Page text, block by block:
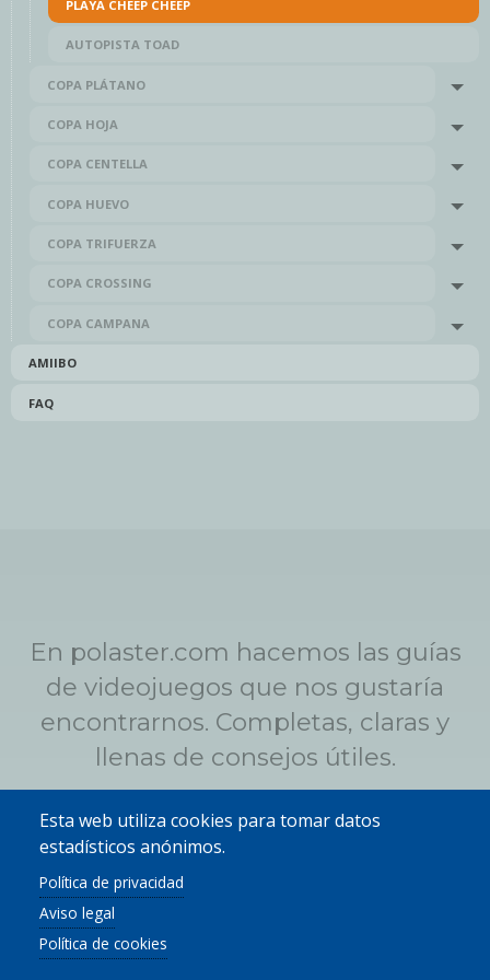
PLAYA CHEEP CHEEP
AUTOPISTA TOAD
COPA PLÁTANO
COPA HOJA
COPA CENTELLA
COPA HUEVO
COPA TRIFUERZA
COPA CROSSING
COPA CAMPANA
AMIIBO
FAQ
En polaster.com hacemos las guías
de videojuegos que nos gustaría
encontrarnos. Completas, claras y
llenas de consejos útiles.
Qué es Polaster
© POLASTER.COM.AVISO LEGAL
TÉRMINOS DE USO|POLÍTICA DE
Esta web utiliza cookies para tomar datos
estadísticos anónimos.
Política de privacidad
Aviso legal
Política de cookies